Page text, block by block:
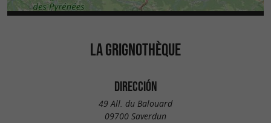
LA GRIGNOTHÈQUE
DIRECCIÓN
49 All. du Balouard
09700 Saverdun